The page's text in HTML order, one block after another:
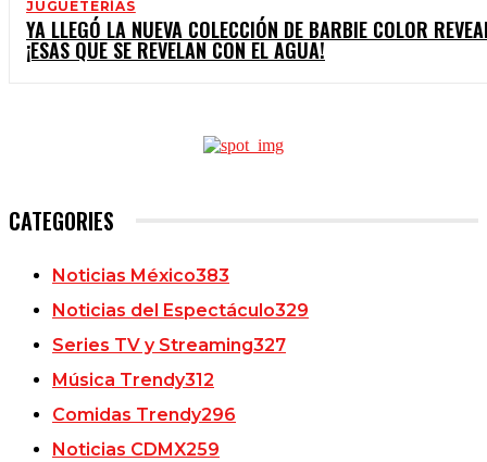
JUGUETERÍAS
YA LLEGÓ LA NUEVA COLECCIÓN DE BARBIE COLOR
¡ESAS QUE SE REVELAN CON EL AGUA!
CATEGORIES
Noticias México383
Noticias del Espectáculo329
Series TV y Streaming327
Música Trendy312
Comidas Trendy296
Noticias CDMX259